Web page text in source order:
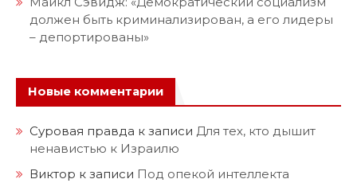
должен быть криминализирован, а его лидеры
– депортированы»
Новые комментарии
Суровая правда к записи Для тех, кто дышит
ненавистью к Израилю
Виктор к записи Под опекой интеллекта